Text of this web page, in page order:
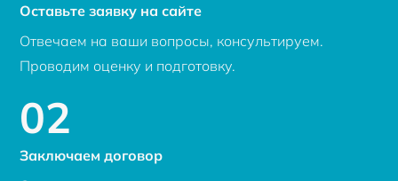
Оставьте заявку на сайте
Отвечаем на ваши вопросы, консультируем.
Проводим оценку и подготовку.
02
Заключаем договор